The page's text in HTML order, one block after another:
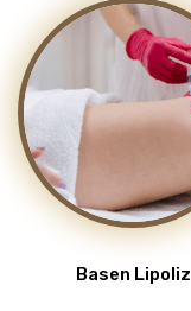
Basen Lipoliz